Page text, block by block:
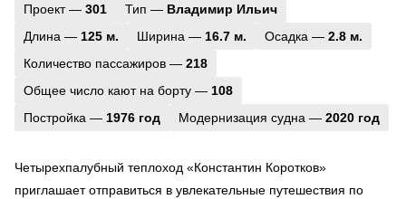
Проект — 301 Тип — Владимир Ильич
Длина — 125 м. Ширина — 16.7 м. Осадка — 2.8 м.
Количество пассажиров — 218
Общее число кают на борту — 108
Постройка — 1976 год Модернизация судна — 2020 год
Четырехпалубный теплоход «Константин Коротков»
приглашает отправиться в увлекательные путешествия по